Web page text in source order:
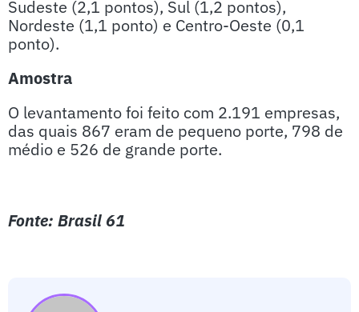
Sudeste (2,1 pontos), Sul (1,2 pontos),
Nordeste (1,1 ponto) e Centro-Oeste (0,1
ponto).
Amostra
O levantamento foi feito com 2.191 empresas,
das quais 867 eram de pequeno porte, 798 de
médio e 526 de grande porte.
Fonte: Brasil 61